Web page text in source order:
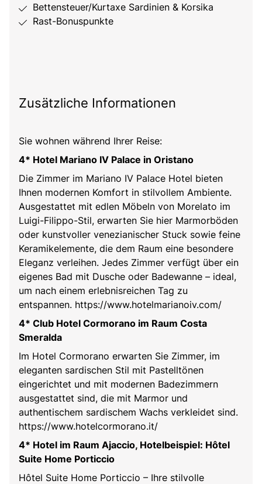
Bettensteuer/Kurtaxe Sardinien & Korsika
Rast-Bonuspunkte
Zusätzliche Informationen
Sie wohnen während Ihrer Reise:
4* Hotel Mariano IV Palace in Oristano
Die Zimmer im Mariano IV Palace Hotel bieten
Ihnen modernen Komfort in stilvollem Ambiente.
Ausgestattet mit edlen Möbeln von Morelato im
Luigi-Filippo-Stil, erwarten Sie hier Marmorböden
oder kunstvoller venezianischer Stuck sowie feine
Keramikelemente, die dem Raum eine besondere
Eleganz verleihen. Jedes Zimmer verfügt über ein
eigenes Bad mit Dusche oder Badewanne – ideal,
um nach einem erlebnisreichen Tag zu
entspannen. https://www.hotelmarianoiv.com/
4* Club Hotel Cormorano im Raum Costa
Smeralda
Im Hotel Cormorano erwarten Sie Zimmer, im
eleganten sardischen Stil mit Pastelltönen
eingerichtet und mit modernen Badezimmern
ausgestattet sind, die mit Marmor und
authentischem sardischem Wachs verkleidet sind.
https://www.hotelcormorano.it/
4* Hotel im Raum Ajaccio, Hotelbeispiel: Hôtel
Suite Home Porticcio
Hôtel Suite Home Porticcio – Ihre stilvolle